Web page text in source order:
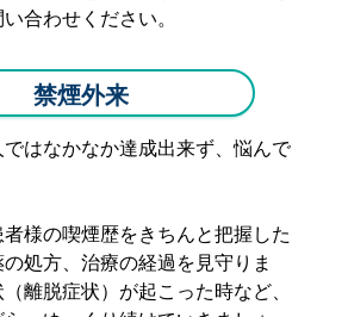
合わせください。
禁煙外来
はなかなか達成出来ず、悩んで
様の喫煙歴をきちんと把握した
の処方、治療の経過を見守りま
離脱症状）が起こった時など、